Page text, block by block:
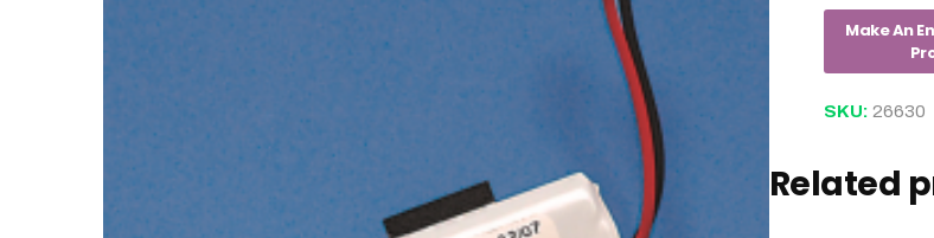
SKU: 26630
Related